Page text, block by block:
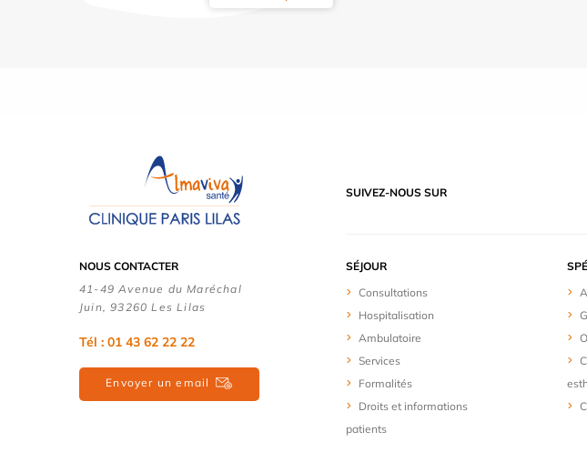
SUIVEZ-NOUS SUR
NOUS CONTACTER
41-49 Avenue du Maréchal
Juin, 93260 Les Lilas
Tél : 01 43 62 22 22
Envoyer un email
SÉJOUR
Consultations
Hospitalisation
Ambulatoire
Services
Formalités
Droits et informations
patients